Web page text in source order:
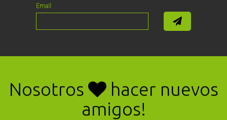
Email
Nosotros
hacer nuevos
amigos!